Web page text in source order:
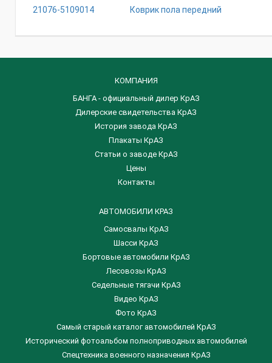
21076-5109014 Коврик пола передний
КОМПАНИЯ
БАНГА - официальный дилер КрАЗ
Дилерские свидетельства КрАЗ
История завода КрАЗ
Плакаты КрАЗ
Статьи о заводе КрАЗ
Цены
Контакты
АВТОМОБИЛИ КРАЗ
Самосвалы КрАЗ
Шасси КрАЗ
Бортовые автомобили КрАЗ
Лесовозы КрАЗ
Седельные тягачи КрАЗ
Видео КрАЗ
Фото КрАЗ
Самый старый каталог автомобилей КрАЗ
Исторический фотоальбом полноприводных автомобилей
Спецтехника военного назначения КрАЗ